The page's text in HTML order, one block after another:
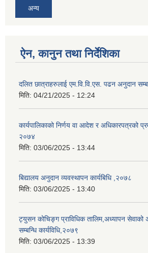
अन्य
ऐन, कानुन तथा निर्देशिका
दलित छात्राहरुलाई एम.वि.वि.एस. पढन अनुदान
मिति: 04/21/2025 - 12:24
कार्यपालिकाको निर्णय वा आदेश र अधिकारपत्रको
२०७४
मिति: 03/06/2025 - 13:44
बिद्यालय अनुदान व्यवस्थापन कार्यबिधि ,२०७८
मिति: 03/06/2025 - 13:40
ट्युसन कोचिङ्ग प्राविधिक तालिम,अध्यापन सेवाको
सम्बन्धि कार्यविधि,२०७९
मिति: 03/06/2025 - 13:39